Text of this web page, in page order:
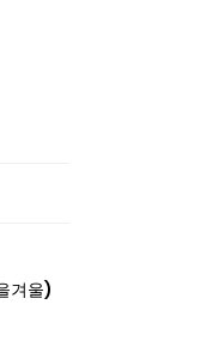
겨울)